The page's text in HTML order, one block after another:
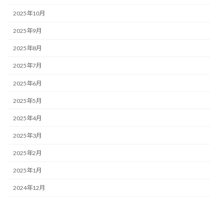
2025年10月
2025年9月
2025年8月
2025年7月
2025年6月
2025年5月
2025年4月
2025年3月
2025年2月
2025年1月
2024年12月